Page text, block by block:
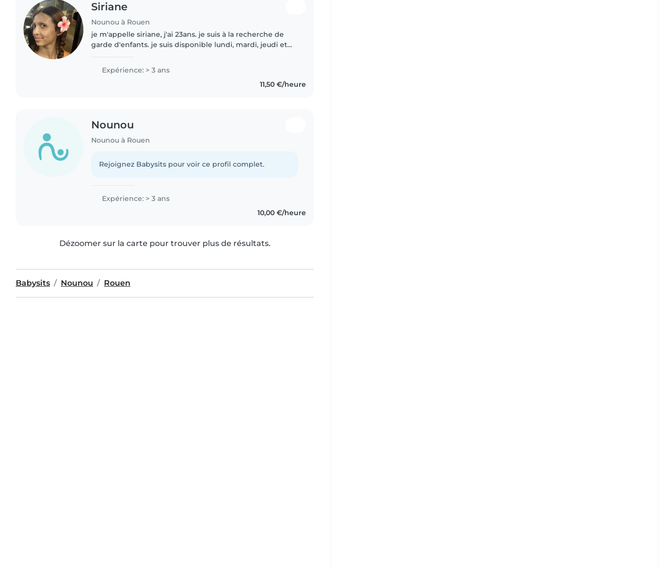
Siriane
Nounou à Rouen
je m'appelle siriane, j'ai 23ans. je suis à la recherche de
garde d'enfants. je suis disponible lundi, mardi, jeudi et
Expérience: > 3 ans
11,50 €/heure
Nounou
Nounou à Rouen
Rejoignez Babysits pour voir ce profil complet.
Expérience: > 3 ans
10,00 €/heure
Dézoomer sur la carte pour trouver plus de résultats.
Babysits Nounou Rouen